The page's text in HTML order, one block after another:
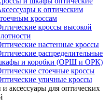
к оптическим
кроссам
кроссы высокой
настенные кроссы
распределительные
и коробки (ОРШ и ОРК)
стоечные кроссы
уличные кроссы
аксессуары для оптических